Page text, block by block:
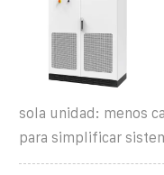
sola unidad: menos
para simplificar